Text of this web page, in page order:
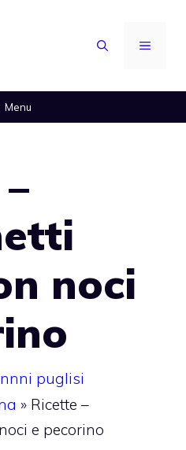
MENU
Menu
noci
puglisi
» Ricette –
e pecorino